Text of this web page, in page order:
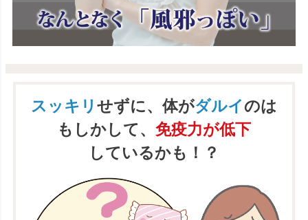
スッキリ せずに、体がダルイ のは
もしかして、 免疫力が低下
しているかも！？